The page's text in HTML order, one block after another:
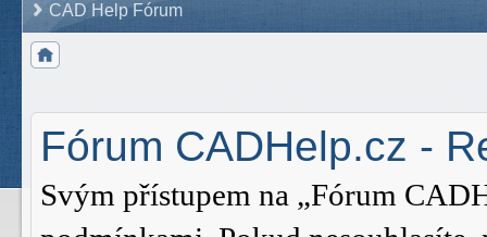
CAD Help Fórum
Fórum CADHelp.cz -
Svým přístupem na „Fórum